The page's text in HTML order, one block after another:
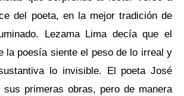
del poeta, en la mejor tradición de
Lezama Lima decía que el
la poesía siente el peso de lo irreal y
lo invisible. El poeta José
sus primeras obras, pero de manera